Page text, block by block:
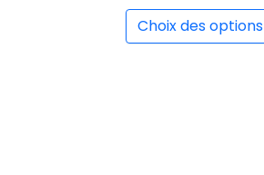
Choix des options